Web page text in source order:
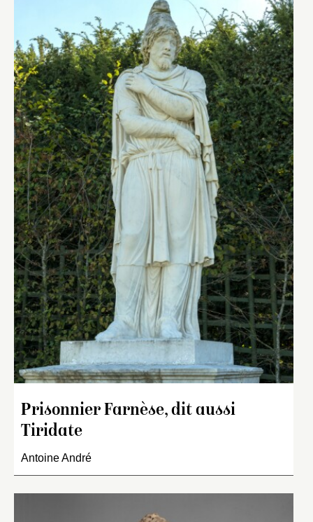
Prisonnier Farnèse, dit aussi
Tiridate
Antoine André